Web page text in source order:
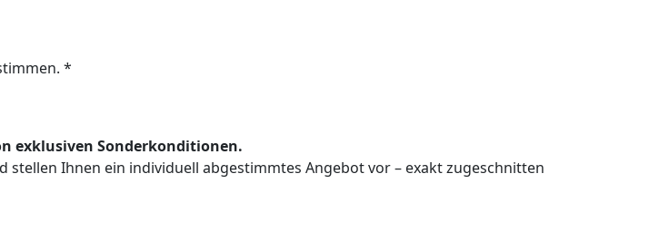
*
exklusiven Sonderkonditionen.
Ihnen ein individuell abgestimmtes Angebot vor – exakt zugeschnitten